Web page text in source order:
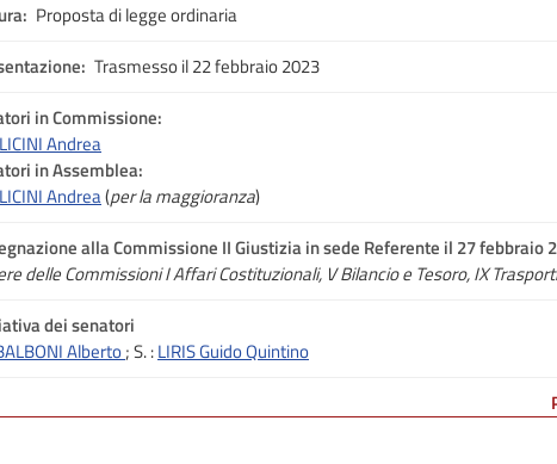
Proposta di legge ordinaria
Trasmesso il 22 febbraio 2023
in Commissione:
Andrea
in Assemblea:
Andrea(per la maggioranza)
alla Commissione II Giustizia in sede Referente il 27 febbraio
delle Commissioni I Affari Costituzionali, V Bilancio e Tesoro, IX
dei senatori
Alberto; S.:LIRIS Guido Quintino